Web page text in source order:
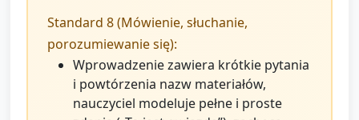
Standard 8 (Mówienie, słuchanie,
porozumiewanie się):
Wprowadzenie zawiera krótkie pytania
i powtórzenia nazw materiałów,
nauczyciel modeluje pełne i proste